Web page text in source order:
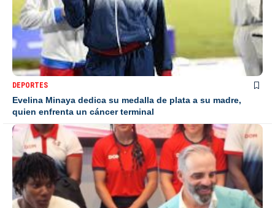
DEPORTES
Evelina Minaya dedica su medalla de plata a su madre,
quien enfrenta un cáncer terminal